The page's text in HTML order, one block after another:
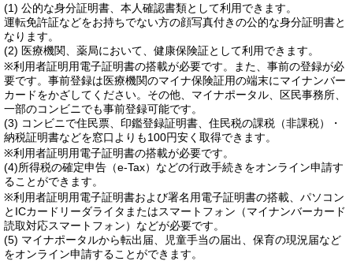
(1) 公的な身分証明書、本人確認書類として利用できます。
運転免許証などをお持ちでない方の顔写真付きの公的な身分証明書と
なります。
(2) 医療機関、薬局において、健康保険証として利用できます。
※利用者証明用電子証明書の搭載が必要です。また、事前の登録が必
要です。事前登録は医療機関のマイナ保険証用の端末にマイナンバー
カードをかざしてください。その他、マイナポータル、区民事務所、
一部のコンビニでも事前登録可能です。
(3) コンビニで住民票、印鑑登録証明書、住民税の課税（非課税）・
納税証明書などを窓口よりも100円安く取得できます。
※利用者証明用電子証明書の搭載が必要です。
(4)所得税の確定申告（e-Tax）などの行政手続きをオンライン申請す
ることができます。
※利用者証明用電子証明書および署名用電子証明書の搭載、パソコン
とICカードリーダライタまたはスマートフォン（マイナンバーカード
読取対応スマートフォン）などが必要です。
(5) マイナポータルから転出届、児童手当の届出、保育の現況届など
をオンライン申請することができます。